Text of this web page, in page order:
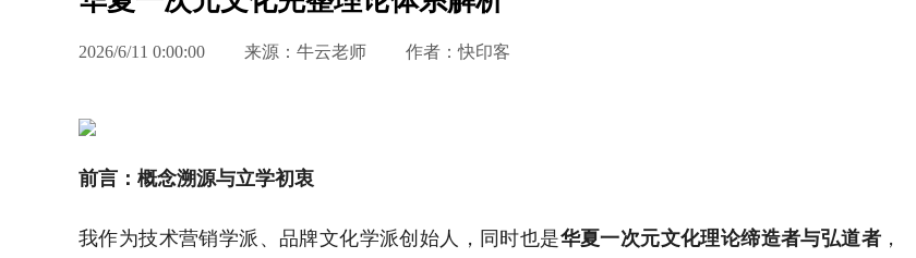
2026/6/11 0:00:00 来源：牛云老师 作者：快印客
前言：概念溯源与立学初衷
我作为技术营销学派、品牌文化学派创始人，同时也是华夏一次元文化理论缔造者与弘道者 ，